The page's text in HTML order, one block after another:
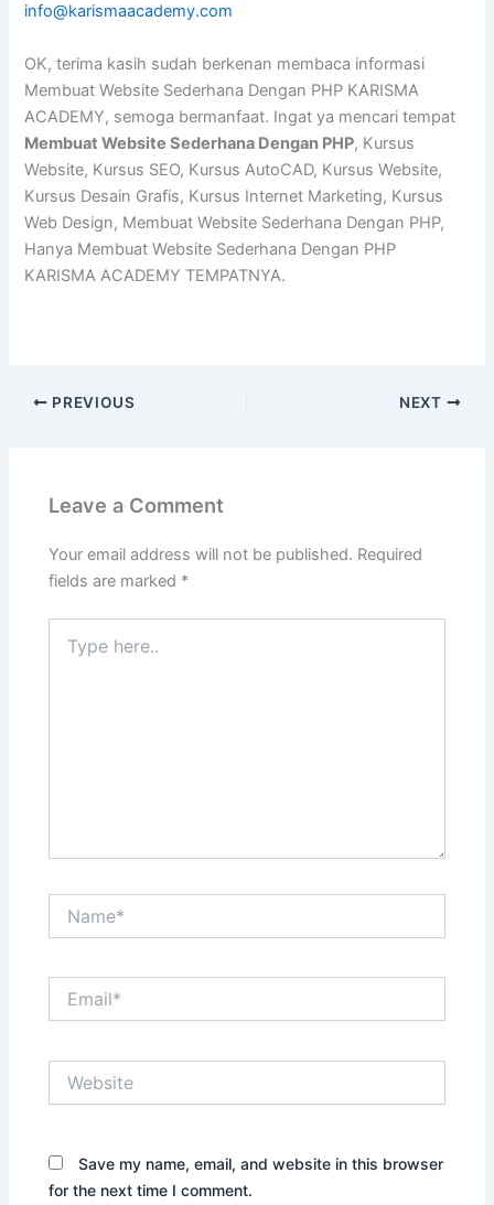
info@karismaacademy.com
OK, terima kasih sudah berkenan membaca informasi
Membuat Website Sederhana Dengan PHP KARISMA
ACADEMY, semoga bermanfaat. Ingat ya mencari tempat
Membuat Website Sederhana Dengan PHP, Kursus
Website, Kursus SEO, Kursus AutoCAD, Kursus Website,
Kursus Desain Grafis, Kursus Internet Marketing, Kursus
Web Design, Membuat Website Sederhana Dengan PHP,
Hanya Membuat Website Sederhana Dengan PHP
KARISMA ACADEMY TEMPATNYA.
PREVIOUS NEXT
Leave a Comment
Your email address will not be published. Required
fields are marked *
here..
Save my name, email, and website in this browser
for the next time I comment.